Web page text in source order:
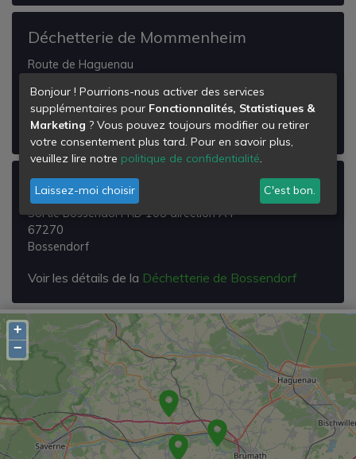
Déchetterie de Mommenheim
Route de Haguenau
Mommenheim
Voir les détails de laDéchetterie de Mommenheim
Déchetterie de Bossendorf
Sortie Bossendorf RD 108 direction A4
67270
Bossendorf
Voir les détails de la Déchetterie de Bossendorf
+
−
Bonjour ! Pourrions-nous activer des services
supplémentaires pour Fonctionnalités, Statistiques &
Marketing ? Vous pouvez toujours modifier ou retirer
votre consentement plus tard. Pour en savoir plus,
veuillez lire notre politique de confidentialité.
Laissez-moi choisir C'est bon.